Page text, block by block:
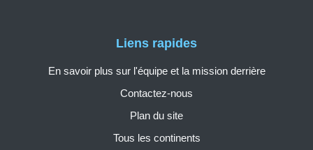
Liens rapides
En savoir plus sur l'équipe et la mission derrière
Contactez-nous
Plan du site
Tous les continents